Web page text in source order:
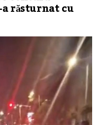
răsturnat cu